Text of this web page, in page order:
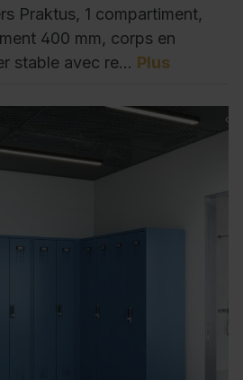
Praktus, 1 compartiment,
400 mm, corps en
stable avec re… Plus